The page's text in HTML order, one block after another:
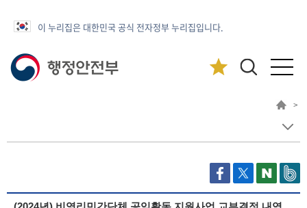
이 누리집은 대한민국 공식 전자정부 누리집입니다.
>